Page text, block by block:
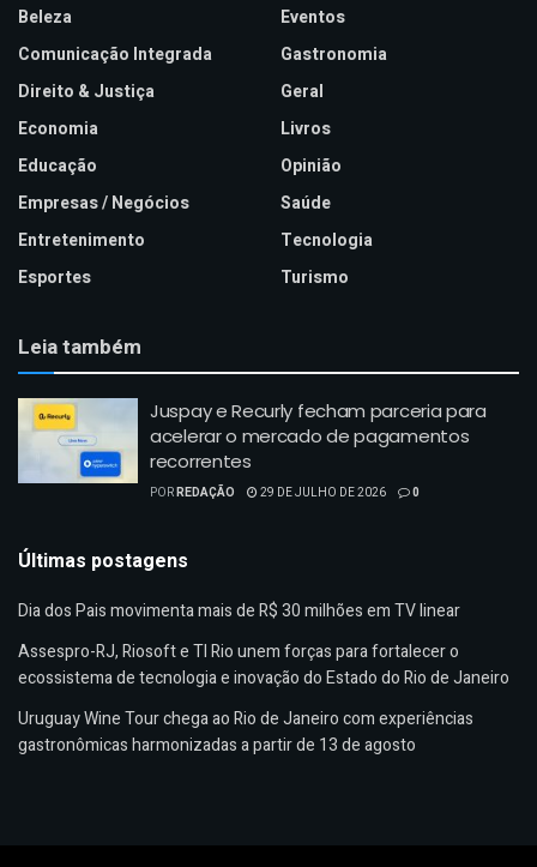
Beleza
Comunicação Integrada
Direito & Justiça
Economia
Educação
Empresas / Negócios
Entretenimento
Esportes
Eventos
Gastronomia
Geral
Livros
Opinião
Saúde
Tecnologia
Turismo
Leia também
Juspay e Recurly fecham parceria para
acelerar o mercado de pagamentos
recorrentes
PORREDAÇÃO 29 DE JULHO DE 2026 0
Últimas postagens
Dia dos Pais movimenta mais de R$ 30 milhões em TV linear
Assespro-RJ, Riosoft e TI Rio unem forças para fortalecer o
ecossistema de tecnologia e inovação do Estado do Rio de Janeiro
Uruguay Wine Tour chega ao Rio de Janeiro com experiências
gastronômicas harmonizadas a partir de 13 de agosto